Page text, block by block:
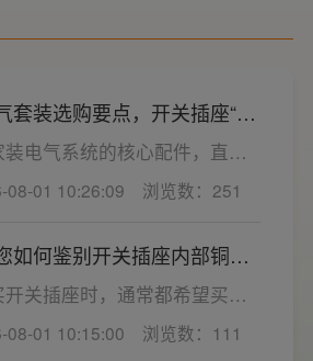
套装选购要点，开关插座“七
电气系统的核心配件，直接
全性与实用性，选材好坏影
。想要一站式搞定全屋电气
总结专业选购“七看”技巧，帮大
安全耐用的开关插座产品。
08-01 10:26:09 浏览数：251
如何鉴别开关插座内部铜片
关插座时，通常都希望买到
好的产品，那么对于开关插
铜片好坏就直接决定了它的
08-01 10:15:00 浏览数：111